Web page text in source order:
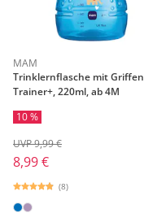
MAM
Trinklernflasche mit Griffen
Trainer+, 220ml, ab 4M
10 %
8,99 €
UVP 9,99 €
(8)